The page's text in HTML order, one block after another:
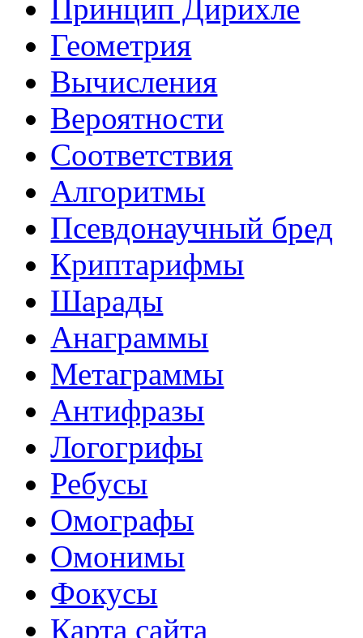
Принцип Дирихле
Геометрия
Вычисления
Вероятности
Соответствия
Алгоритмы
Псевдонаучный бред
Криптарифмы
Шарады
Анаграммы
Метаграммы
Антифразы
Логогрифы
Ребусы
Омографы
Омонимы
Фокусы
Карта сайта